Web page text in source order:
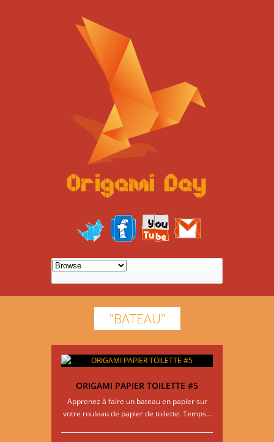
"BATEAU"
ORIGAMI PAPIER TOILETTE #5
Apprenez à faire un bateau en papier sur
votre rouleau de papier de toilette. Temps…